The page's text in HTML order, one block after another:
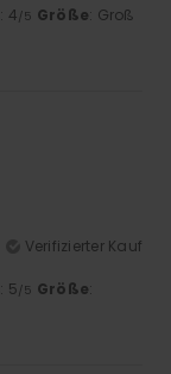
: 4/5 Größe: Groß
Verifizierter Kauf
: 5/5 Größe: